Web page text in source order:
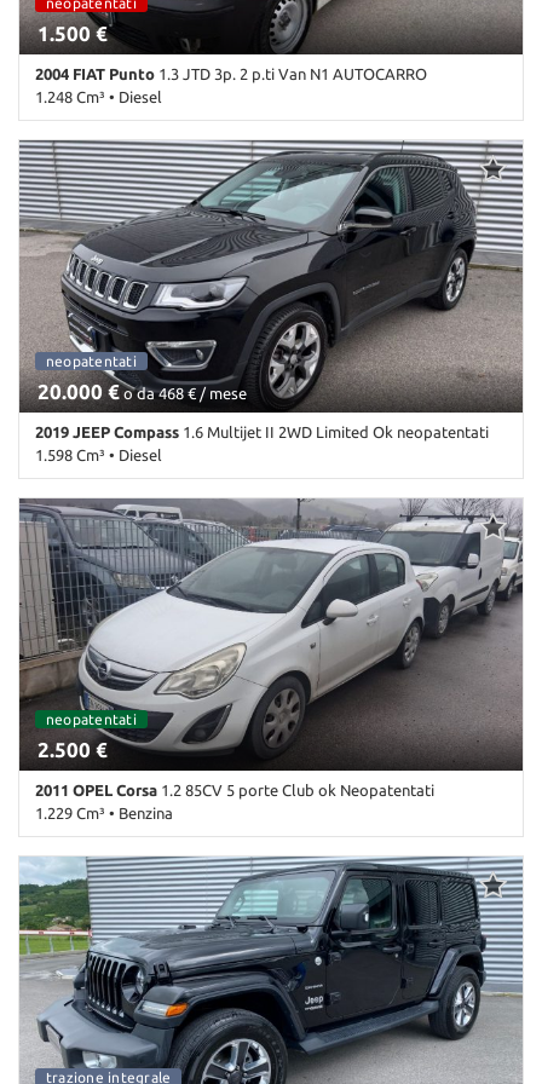
Vivavoce • Volante in pelle • Volante multifunzione
autocarro neopatentati
1.500 €
2004 FIAT Punto 1.3 JTD 3p. 2 p.ti Van N1 AUTOCARRO
1.248 Cm³ • Diesel
399.000 Km • Cambio Manuale (5) • Bianco pastello • 3 Porte •
Airbag • Chiusura centralizzata • Immobilizzatore elettronico •
Servosterzo
fuoristrada neopatentati fuoristrada
20.000 € o da 468 € / mese
2019 JEEP Compass 1.6 Multijet II 2WD Limited Ok neopatentati
1.598 Cm³ • Diesel
44.000 Km • Cambio Manuale (6) • Nero metallizzato • 5 Porte •
ABS • Airbag • Airbag laterali • Airbag Passeggero • Airbag testa •
Antifurto • Autoradio • Autoradio digitale • Bluetooth • Bracciolo •
Cerchi in lega • Chiusura centralizzata • Climatizzatore • Controllo
trazione • Cruise Control • ESP • Fari Xenon • Fendinebbia • Frenata
d'emergenza assistita • Immobilizzatore elettronico • Sensore di
luce • Sensore di pioggia • Sensori di parcheggio posteriori •
Servosterzo • Navigatore satellitare • Specchietti laterali elettrici
neopatentati
2.500 €
2011 OPEL Corsa 1.2 85CV 5 porte Club ok Neopatentati
1.229 Cm³ • Benzina
200.000 Km • Cambio Manuale (5) • Bianco pastello • 5 Porte • ABS
• Airbag • Airbag laterali • Airbag Passeggero • Chiusura
centralizzata • Controllo trazione • ESP • Immobilizzatore
elettronico • Servosterzo • Specchietti laterali elettrici
fuoristrada trazione integrale fuoristrada